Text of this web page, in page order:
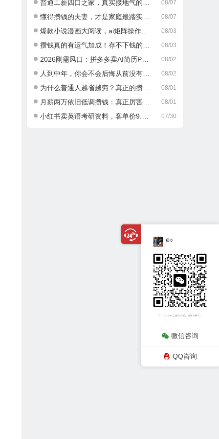
08/07
普通工薪四口之家，真实接地气的攒钱日常
08/07
懂得攒钱的夫妻，才是家庭最踏实的底气
08/03
爆款小说漫画大阅读，ai矩阵操作，当天可见收益，号称日入400+
08/03
攒钱真的有运气加成！存不下钱的人，大多栽在这一点
08/02
2026刚需风口：拼多多卖AI简历PPT，可矩阵放大，小白也能干，日入700+！
08/02
人到中年，你会不会后悔从前没有好好攒钱？
08/01
为什么普通人越省越穷？真正的攒钱逻辑很多人都搞错了
08/01
月薪两万依旧低调攒钱：真正厉害的成年人，从不乱消费
07/30
小红书卖英语考研资料，客单价9.9，250天卖了16w!
微信咨询
QQ咨询